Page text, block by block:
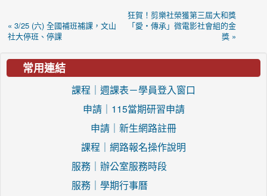
« 3/25 (六) 全國補班補課，文山
社大停班、停課
狂賀！剪樂社榮獲第三屆大和獎
「愛‧傳承」微電影社會組的金
獎 »
常用連結
課程｜週課表－學員登入窗口
申請｜115當期研習申請
申請｜新生網路註冊
課程｜網路報名操作說明
服務｜辦公室服務時段
服務｜學期行事曆